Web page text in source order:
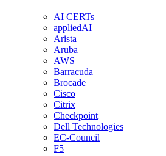
AI CERTs
appliedAI
Arista
Aruba
AWS
Barracuda
Brocade
Cisco
Citrix
Checkpoint
Dell Technologies
EC-Council
F5